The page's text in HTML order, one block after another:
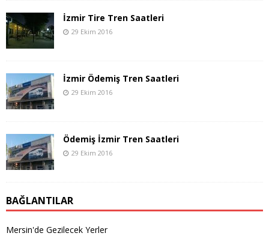
İzmir Tire Tren Saatleri
29 Ekim 2016
İzmir Ödemiş Tren Saatleri
29 Ekim 2016
Ödemiş İzmir Tren Saatleri
29 Ekim 2016
BAĞLANTILAR
Mersin'de Gezilecek Yerler